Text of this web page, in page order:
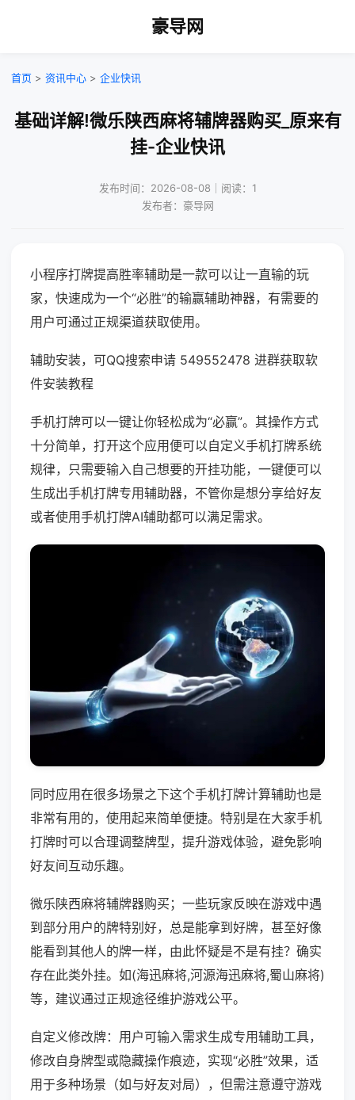
豪导网
首页 > 资讯中心 > 企业快讯
基础详解!微乐陕西麻将辅牌器购买_原来有
挂-企业快讯
发布时间：2026-08-08｜阅读：1
发布者：豪导网
小程序打牌提高胜率辅助是一款可以让一直输的玩
家，快速成为一个“必胜”的输赢辅助神器，有需要的
用户可通过正规渠道获取使用。
辅助安装，可QQ搜索申请 549552478 进群获取软
件安装教程
手机打牌可以一键让你轻松成为“必赢”。其操作方式
十分简单，打开这个应用便可以自定义手机打牌系统
规律，只需要输入自己想要的开挂功能，一键便可以
生成出手机打牌专用辅助器，不管你是想分享给好友
或者使用手机打牌AI辅助都可以满足需求。
同时应用在很多场景之下这个手机打牌计算辅助也是
非常有用的，使用起来简单便捷。特别是在大家手机
打牌时可以合理调整牌型，提升游戏体验，避免影响
好友间互动乐趣。
微乐陕西麻将辅牌器购买；一些玩家反映在游戏中遇
到部分用户的牌特别好，总是能拿到好牌，甚至好像
能看到其他人的牌一样，由此怀疑是不是有挂？确实
存在此类外挂。如(海迅麻将,河源海迅麻将,蜀山麻将)
等，建议通过正规途径维护游戏公平。
自定义修改牌：用户可输入需求生成专用辅助工具，
修改自身牌型或隐藏操作痕迹，实现“必胜”效果，适
用于多种场景（如与好友对局），但需注意遵守游戏